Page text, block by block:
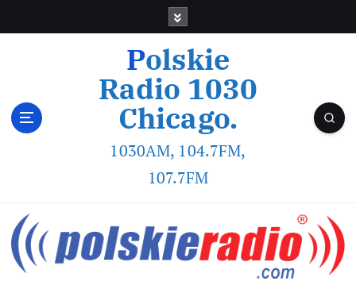
Polskie
Radio 1030
Chicago.
1030AM, 104.7FM,
107.7FM